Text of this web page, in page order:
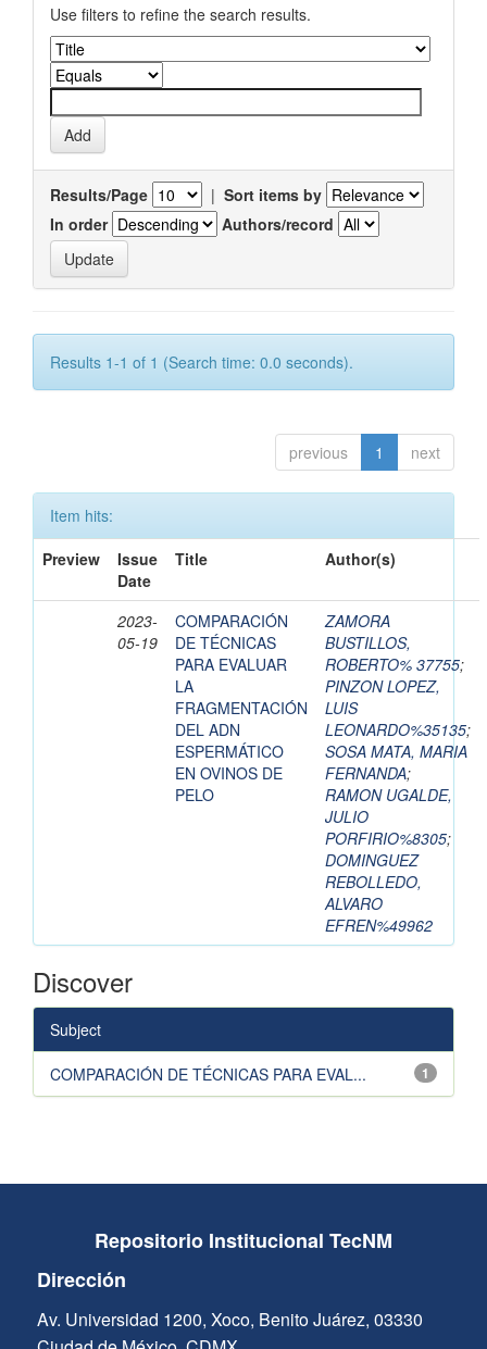
Use filters to refine the search results.
Results/Page | Sort items by
In order
Authors/record
Results 1-1 of 1 (Search time: 0.0 seconds).
previous 1 next
Item hits:
Preview
Issue
Date
Title Author(s)
2023-
05-19
COMPARACIÓN
DE TÉCNICAS
PARA EVALUAR
LA
FRAGMENTACIÓN
DEL ADN
ESPERMÁTICO
EN OVINOS DE
PELO
ZAMORA
BUSTILLOS,
ROBERTO% 37755;
PINZON LOPEZ,
LUIS
LEONARDO%35135;
SOSA MATA, MARIA
FERNANDA;
RAMON UGALDE,
JULIO
PORFIRIO%8305;
DOMINGUEZ
REBOLLEDO,
ALVARO
EFREN%49962
Discover
Subject
1
COMPARACIÓN DE TÉCNICAS PARA EVAL...
Repositorio Institucional TecNM
Dirección
Av. Universidad 1200, Xoco, Benito Juárez, 03330